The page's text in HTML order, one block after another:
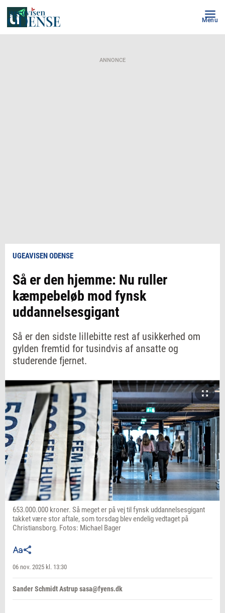
Menu
ANNONCE
UGEAVISEN ODENSE
Så er den hjemme: Nu ruller
kæmpebeløb mod fynsk
uddannelsesgigant
Så er den sidste lillebitte rest af usikkerhed om
gylden fremtid for tusindvis af ansatte og
studerende fjernet.
653.000.000 kroner. Så meget er på vej til fynsk uddannelsesgigant
takket være stor aftale, som torsdag blev endelig vedtaget på
Christiansborg. Fotos: Michael Bager
06 nov. 2025 kl. 13:30
Sander Schmidt Astrup sasa@fyens.dk